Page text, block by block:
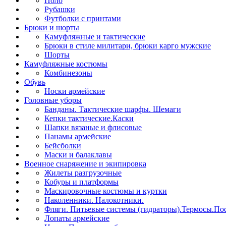
Рубашки
Футболки с принтами
Брюки и шорты
Камуфляжные и тактические
Брюки в стиле милитари, брюки карго мужские
Шорты
Камуфляжные костюмы
Комбинезоны
Обувь
Носки армейские
Головные уборы
Банданы. Тактические шарфы. Шемаги
Кепки тактические.Каски
Шапки вязаные и флисовые
Панамы армейские
Бейсболки
Маски и балаклавы
Военное снаряжение и экипировка
Жилеты разгрузочные
Кобуры и платформы
Маскировочные костюмы и куртки
Наколенники. Налокотники.
Фляги. Питьевые системы
Лопаты армейские